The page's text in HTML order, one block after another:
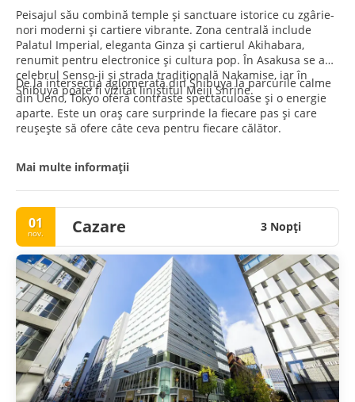
Peisajul său combină temple și sanctuare istorice cu zgârie-
nori moderni și cartiere vibrante. Zona centrală include
Palatul Imperial, eleganta Ginza și cartierul Akihabara,
renumit pentru electronice și cultura pop. În Asakusa se află
celebrul Senso-ji și strada tradițională Nakamise, iar în
Shibuya poate fi vizitat liniștitul Meiji Shrine.
De la intersecția aglomerată din Shibuya la parcurile calme
din Ueno, Tokyo oferă contraste spectaculoase și o energie
aparte. Este un oraș care surprinde la fiecare pas și care
reușește să ofere câte ceva pentru fiecare călător.
Mai multe informații
01
nov. Cazare 3 Nopţi